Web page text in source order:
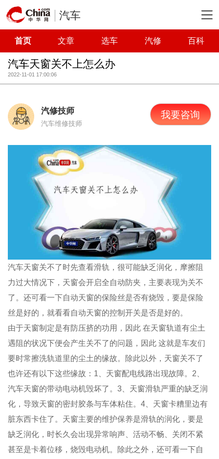
汽车
首页 文章 选车 汽修 百科
汽车天窗关不上怎么办
2022-11-01 17:00:06
汽修技师
汽车维修技师
我要咨询
汽车天窗关不了时先查看滑轨，很可能缺乏润化，摩擦阻
力过大情况下，天窗会开启全自动防夹，主要表现为关不
了。还可看一下自动天窗的保险丝是否有烧毁，要是保险
丝是好的，就看看自动天窗的控制开关是否是好的。
由于天窗制定是有防压挤的功用，因此 在天窗轨道有尘土
遇阻的状况下便会产生关不了的问题，因此 这就是车友们
要时常擦洗轨道里的尘土的缘故。除此以外，天窗关不了
也许还有以下这些缘故：1、天窗配电线路出现故障。2、
汽车天窗的带动电动机毁坏了。3、天窗滑轨严重的缺乏润
化，导致天窗的密封胶条与车体粘住。4、天窗卡糟里边有
脏东西卡住了。天窗主要的维护保养是滑轨的润化，要是
缺乏润化，时长久会出现异常响声、活动不畅、关闭不紧
甚至是卡着位移，烧毁电动机。除此之外，还可看一下自